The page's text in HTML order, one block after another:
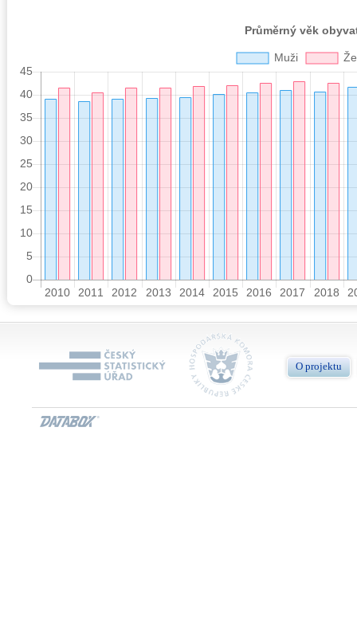
O projektu